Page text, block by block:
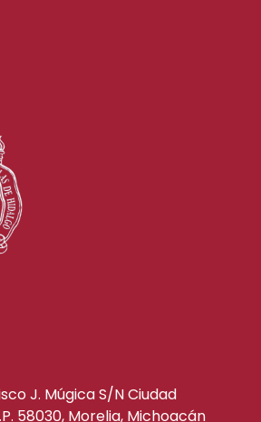
J. Múgica S/N Ciudad
58030, Morelia, Michoacán